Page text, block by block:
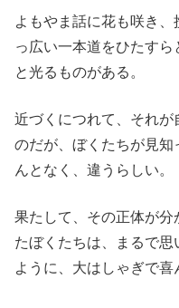
よもやま話に花も咲き
っ広い一本道をひたす
と光るものがある。
近づくにつれて、それが
のだが、ぼくたちが見
んとなく、違うらしい。
果たして、その正体が分
たぼくたちは、まるで
ように、大はしゃぎで喜